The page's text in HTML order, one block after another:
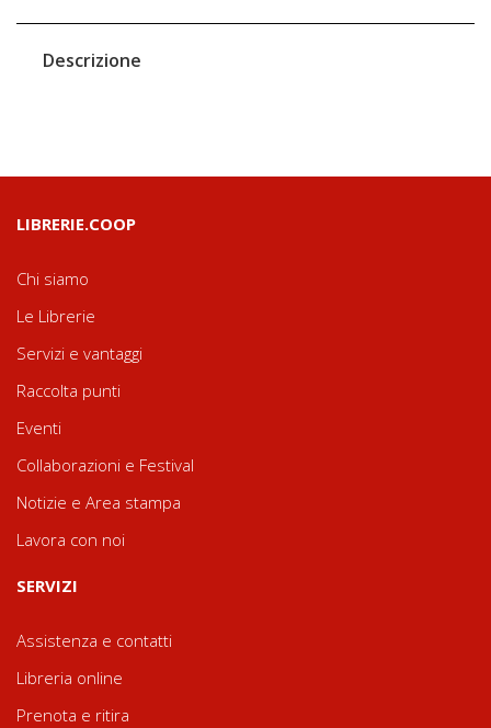
Descrizione
LIBRERIE.COOP
Chi siamo
Le Librerie
Servizi e vantaggi
Raccolta punti
Eventi
Collaborazioni e Festival
Notizie e Area stampa
Lavora con noi
SERVIZI
Assistenza e contatti
Libreria online
Prenota e ritira